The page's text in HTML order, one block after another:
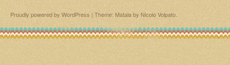
Proudly powered by WordPress | Theme: Matala by Nicolo Volpato